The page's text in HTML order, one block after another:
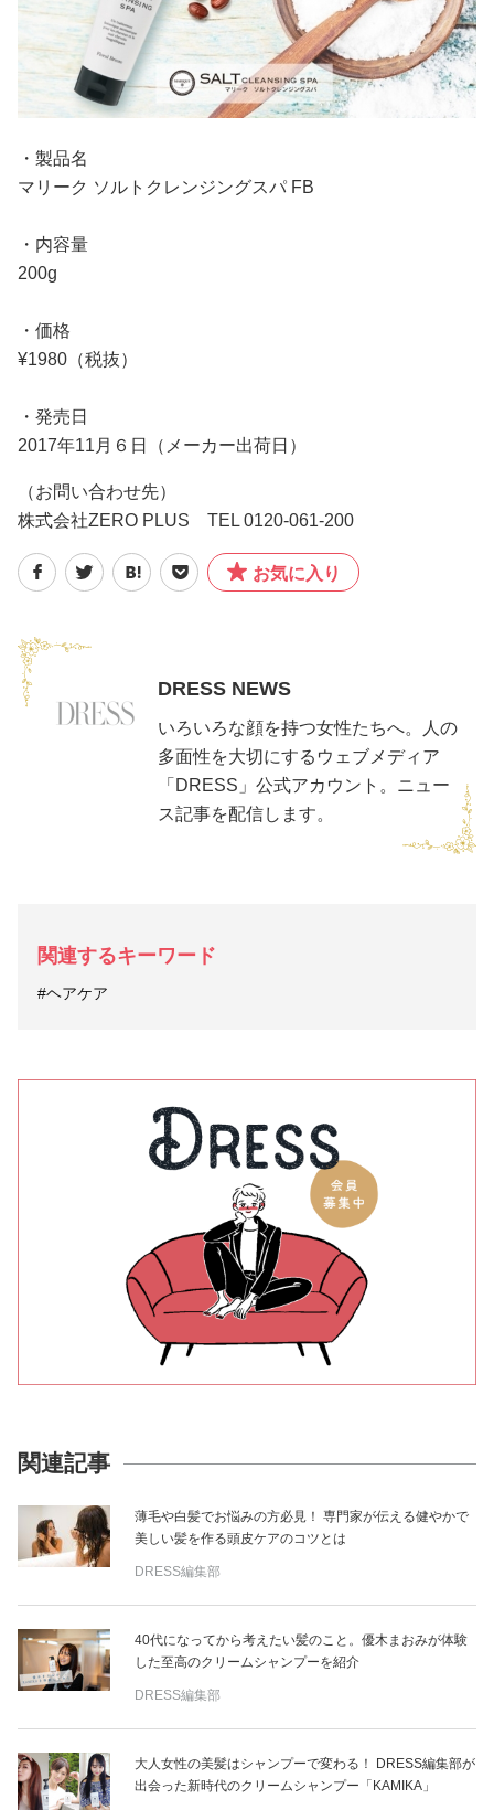
・製品名
マリーク ソルトクレンジングスパ FB
・内容量
200g
・価格
¥1980（税抜）
・発売日
2017年11月６日（メーカー出荷日）
（お問い合わせ先）
株式会社ZERO PLUS TEL 0120-061-200
お気に入り
DRESS NEWS
いろいろな顔を持つ女性たちへ。人の
多面性を大切にするウェブメディア
「DRESS」公式アカウント。ニュー
ス記事を配信します。
関連するキーワード
#ヘアケア
関連記事
薄毛や白髪でお悩みの方必見！ 専門家が伝える健やかで
美しい髪を作る頭皮ケアのコツとは
DRESS編集部
40代になってから考えたい髪のこと。優木まおみが体験
した至高のクリームシャンプーを紹介
DRESS編集部
大人女性の美髪はシャンプーで変わる！ DRESS編集部が
出会った新時代のクリームシャンプー「KAMIKA」